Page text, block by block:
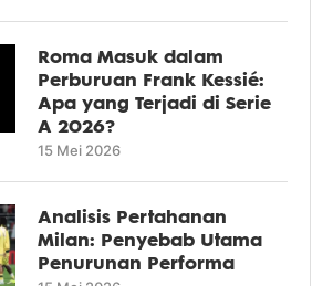
Roma Masuk dalam
Perburuan Frank Kessié:
Apa yang Terjadi di Serie
A 2026?
15 Mei 2026
Analisis Pertahanan
Milan: Penyebab Utama
Penurunan Performa